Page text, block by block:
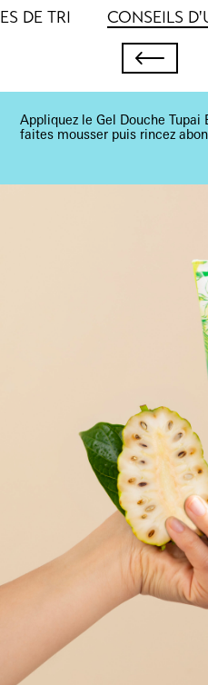
DE TRI CONSEILS
Appliquez le Gel Douche Tupai
faites mousser puis rincez